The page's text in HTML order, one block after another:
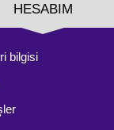
HESABIM
bilgisi